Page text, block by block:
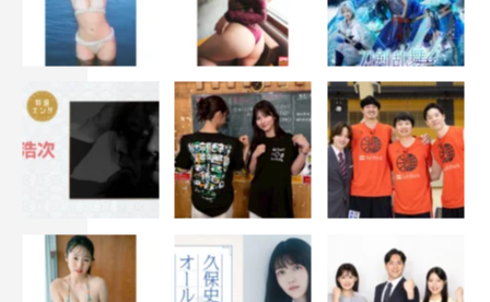
『警視庁アウトサイダー』©テレビ朝日
コメント全文はこちら
2 全文表示